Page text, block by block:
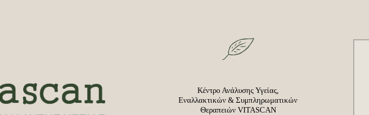
Κέντρο Ανάλυσης Υγείας,
Εναλλακτικών & Συμπληρωματικών
Θεραπειών VITASCAN